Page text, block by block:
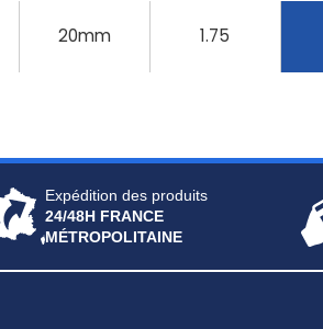
20mm 1.75
Expédition des produits
24/48H FRANCE
MÉTROPOLITAINE